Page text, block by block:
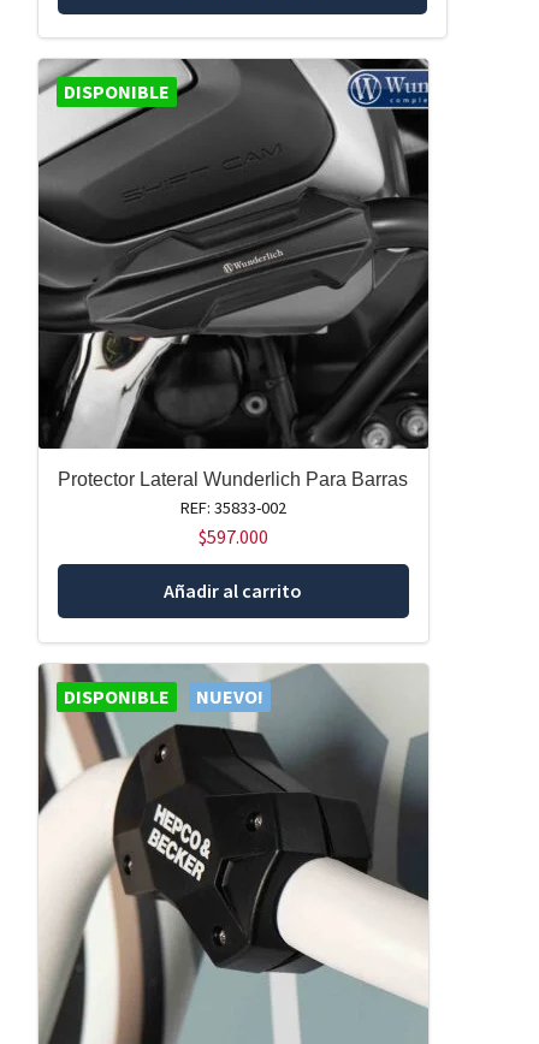
DISPONIBLE
Protector Lateral Wunderlich Para Barras
REF: 35833-002
$597.000
Añadir al carrito
DISPONIBLE NUEVO!